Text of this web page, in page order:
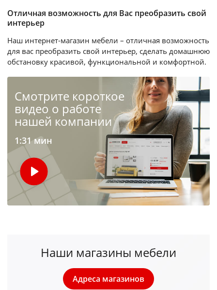
Отличная возможность для Вас преобразить свой
интерьер
Наш интернет-магазин мебели – отличная возможность
для вас преобразить свой интерьер, сделать домашнюю
обстановку красивой, функциональной и комфортной.
Cмотрите короткое
видео о работе
нашей компании
1:31 мин
Наши магазины мебели
Адреса магазинов